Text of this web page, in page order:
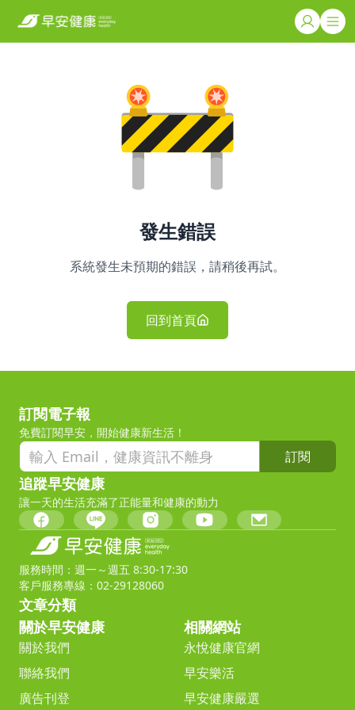
發生錯誤
系統發生未預期的錯誤，請稍後再試。
回到首頁
訂閱電子報
免費訂閱早安，開始健康新生活！
訂閱
追蹤早安健康
讓一天的生活充滿了正能量和健康的動力
服務時間：週一～週五 8:30-17:30
客戶服務專線：02-29128060
文章分類
關於早安健康
關於我們
聯絡我們
廣告刊登
相關網站
永悅健康官網
早安樂活
早安健康嚴選